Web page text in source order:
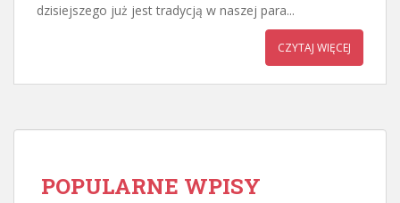
dzisiejszego już jest tradycją w naszej para...
CZYTAJ WIĘCEJ
POPULARNE WPISY